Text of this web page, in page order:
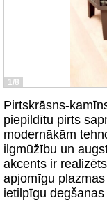
1/8
Pirtskrāsns-
piepildītu pirts
modernākām
ilgmūžību un
akcents ir
apjomīgu
ietilpīgu